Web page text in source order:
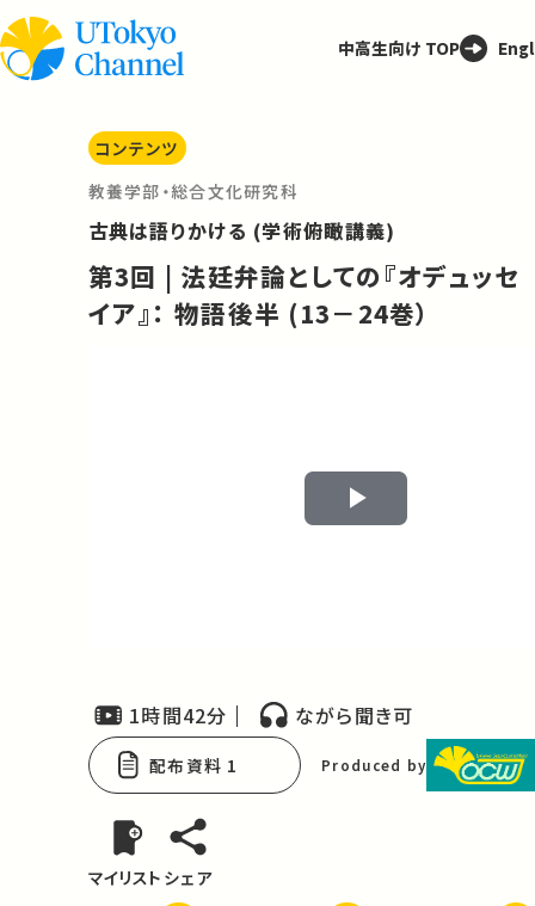
中高生向け TOP
コンテンツ
教養学部・総合文化研究科
古典は語りかける (学術俯瞰講義)
第3回 | 法廷弁論としての『オデュッセ
イア』： 物語後半 (13－24巻）
Play
1時間42分 ながら聞き可
配布資料 1 Produced by
マイリスト シェア